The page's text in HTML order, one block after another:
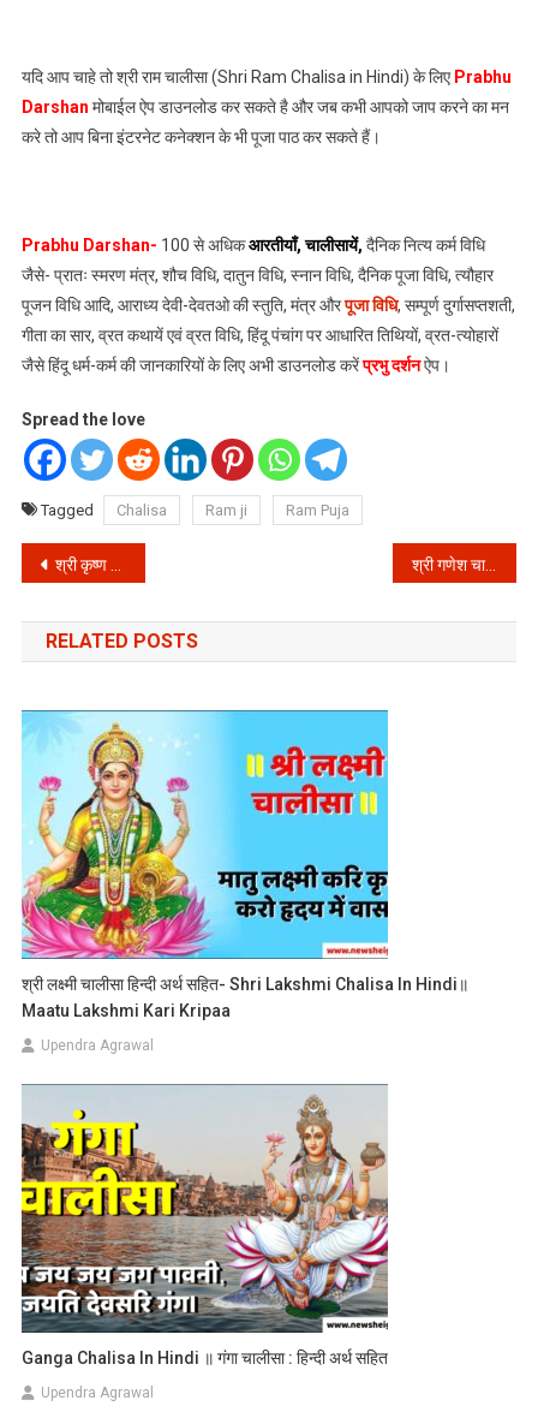
यदि आप चाहे तो श्री राम चालीसा (Shri Ram Chalisa in Hindi) के लिए Prabhu
Darshan मोबाईल ऐप डाउनलोड कर सकते है और जब कभी आपको जाप करने का मन
करे तो आप बिना इंटरनेट कनेक्शन के भी पूजा पाठ कर सकते हैं।
Prabhu Darshan- 100 से अधिकआरतीयाँ,चालीसायें, दैनिक नित्य कर्म विधि
जैसे- प्रातः स्मरण मंत्र, शौच विधि, दातुन विधि, स्नान विधि, दैनिक पूजा विधि, त्यौहार
पूजन विधि आदि, आराध्य देवी-देवतओ की स्तुति, मंत्र औरपूजा विधि, सम्पूर्ण दुर्गासप्तशती,
गीता का सार, व्रत कथायें एवं व्रत विधि, हिंदू पंचांग पर आधारित तिथियों, व्रत-त्योहारों
जैसे हिंदू धर्म-कर्म की जानकारियों के लिए अभी डाउनलोड करेंप्रभु दर्शनऐप।
Spread the love
Tagged Chalisa Ram ji Ram Puja
Post
navigation
श्री कृष्ण चालीसा हिन्दी अर्थ सहित- Shri Krishna Chalisa in Hindi श्री गणेश चालीसा हिन्दी अर्थ सहित- Shri Ganesh Chalisa in Hindi ॥ Jai Ganapati Sadguna Sadan
RELATED POSTS
श्री लक्ष्मी चालीसा हिन्दी अर्थ सहित- Shri Lakshmi Chalisa In Hindi॥
Maatu Lakshmi Kari Kripaa
Upendra Agrawal
Ganga Chalisa In Hindi ॥ गंगा चालीसा : हिन्दी अर्थ सहित
Upendra Agrawal